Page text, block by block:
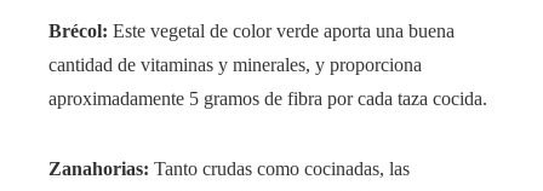
Brécol: Este vegetal de color verde aporta una buena
cantidad de vitaminas y minerales, y proporciona
aproximadamente 5 gramos de fibra por cada taza cocida.
Zanahorias: Tanto crudas como cocinadas, las